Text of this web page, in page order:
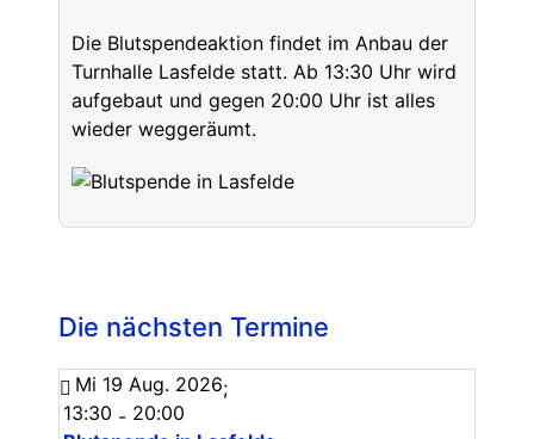
Die Blutspendeaktion findet im Anbau der
Turnhalle Lasfelde statt. Ab 13:30 Uhr wird
aufgebaut und gegen 20:00 Uhr ist alles
wieder weggeräumt.
Die nächsten Termine
Mi 19 Aug. 2026;
13:30 - 20:00